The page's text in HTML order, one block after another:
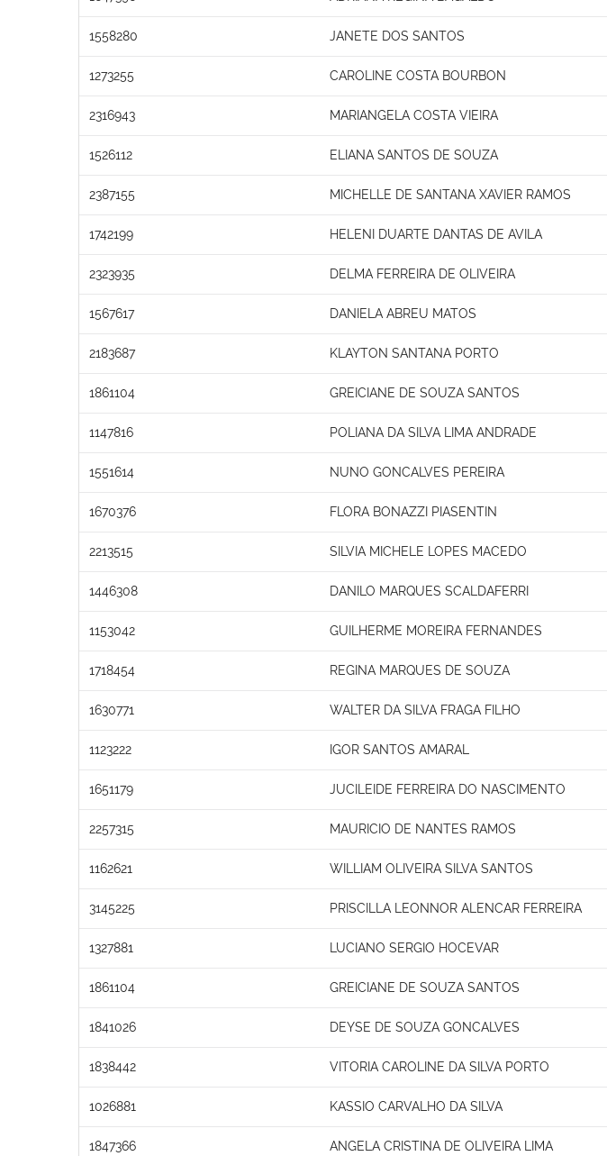
1558280 JANETE DOS SANTOS
1273255 CAROLINE COSTA BOURBON
2316943 MARIANGELA COSTA VIEIRA
1526112 ELIANA SANTOS DE SOUZA
2387155 MICHELLE DE SANTANA XAVIER RAMOS
1742199 HELENI DUARTE DANTAS DE AVILA
2323935 DELMA FERREIRA DE OLIVEIRA
1567617 DANIELA ABREU MATOS
2183687 KLAYTON SANTANA PORTO
1861104 GREICIANE DE SOUZA SANTOS
1147816 POLIANA DA SILVA LIMA ANDRADE
1551614 NUNO GONCALVES PEREIRA
1670376 FLORA BONAZZI PIASENTIN
2213515 SILVIA MICHELE LOPES MACEDO
1446308 DANILO MARQUES SCALDAFERRI
1153042 GUILHERME MOREIRA FERNANDES
1718454 REGINA MARQUES DE SOUZA
1630771 WALTER DA SILVA FRAGA FILHO
1123222 IGOR SANTOS AMARAL
1651179 JUCILEIDE FERREIRA DO NASCIMENTO
2257315 MAURICIO DE NANTES RAMOS
1162621 WILLIAM OLIVEIRA SILVA SANTOS
3145225 PRISCILLA LEONNOR ALENCAR FERREIRA
1327881 LUCIANO SERGIO HOCEVAR
1861104 GREICIANE DE SOUZA SANTOS
1841026 DEYSE DE SOUZA GONCALVES
1838442 VITORIA CAROLINE DA SILVA PORTO
1026881 KASSIO CARVALHO DA SILVA
1847366 ANGELA CRISTINA DE OLIVEIRA LIMA